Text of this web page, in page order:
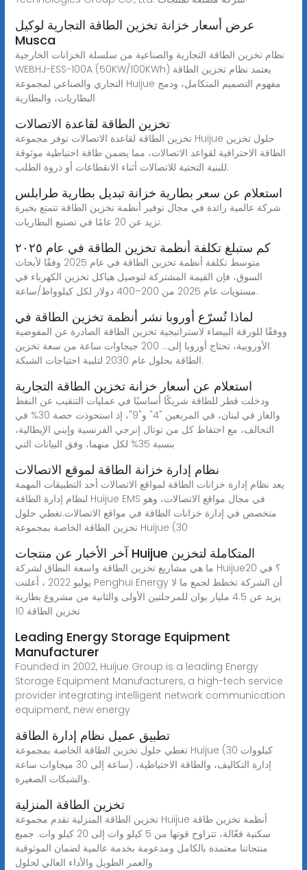
عرض أسعار خزانة تخزين الطاقة التجارية لوكيل
Musca
نظام تخزين الطاقة التجارية والصناعية من سلسلة الخزانات الخارجية
WEBHJ-ESS-100A (50KW/100KWh) يعتمد نظام تخزين الطاقة
التجاري والصناعي لمجموعة Huijue مفهوم التصميم المتكامل، ودمج
البطاريات، والبطارية
تخزين الطاقة لقاعدة الاتصالات
تخزين الطاقة لقاعدة الاتصالات توفر مجموعة Huijue حلول تخزين
الطاقة الاحترافية لقواعد الاتصالات، مما يضمن طاقة احتياطية موثوقة
للبنية التحتية للاتصالات أثناء الانقطاعات أو ذروة الطلب.
استعلام عن سعر بطارية خزانة تبديل بطارية طرابلس
شركة عالمية رائدة في مجال توفير أنظمة تخزين الطاقة تتمتع بخبرة
تزيد عن 20 عامًا في تصنيع البطاريات.
كم ستبلغ تكلفة أنظمة تخزين الطاقة في عام ٢٠٢٥
متوسط تكلفة أنظمة تخزين الطاقة في عام 2025 وفقًا لأبحاث
السوق، فإن القيمة المشتركة لتوصيل هياكل تخزين الكهرباء في
مستويات عام 2025 من 200–400 دولار لكل كيلوواط/ساعة.
لماذا تُسرّع أوروبا نشر أنظمة تخزين الطاقة في
ووفقًا للورقة البيضاء لاستراتيجية تخزين الطاقة الصادرة عن المفوضية
الأوروبية، تحتاج أوروبا إلى... 200 جيجاوات ساعة من سعة تخزين
الطاقة بحلول عام 2030 لتلبية احتياجات الشبكة.
استعلام عن أسعار خزانة تخزين الطاقة التجارية
ودخلت قطر للطاقة شريكًا أساسيًا في عمليات التنقيب عن النفط
والغاز في لبنان، في المربعين "4" و"9"، إذ استحوذت حصة 30% في
التحالف، مع احتفاظ كل من توتال إنرجي الفرنسية وإيني الإيطالية،
بنسبة 35% لكل منهما، وفق البيانات التي
نظام إدارة خزانة الطاقة لموقع الاتصالات
يعد نظام إدارة خزانات الطاقة لمواقع الاتصالات أحد التطبيقات المهمة
لنظام إدارة الطاقة Huijue EMS في مجال مواقع الاتصالات، وهو
متخصص في إدارة خزانات الطاقة في مواقع الاتصالات.تغطي حلول
تخزين الطاقة الخاصة بمجموعة Huijue (30
آخر الأخبار عن منتجات Huijue المتكاملة لتخزين
ما هي مشاريع تخزين الطاقة واسعة النطاق لشركة Huijue؟ في 20
يوليو 2022 ، أعلنت Penghui Energy أن الشركة تخطط لجمع ما لا
يزيد عن 4.5 مليار يوان للمرحلتين الأولى والثانية من مشروع بطارية
تخزين الطاقة 10
Leading Energy Storage Equipment
Manufacturer
Founded in 2002, Huijue Group is a leading Energy
Storage Equipment Manufacturers, a high-tech service
provider integrating intelligent network communication
equipment, new energy
تطبيق عميل نظام إدارة الطاقة
تغطي حلول تخزين الطاقة الخاصة بمجموعة Huijue (30 كيلووات
ساعة إلى 30 ميجاوات ساعة) إدارة التكاليف، والطاقة الاحتياطية،
والشبكات الصغيرة.
تخزين الطاقة المنزلية
تخزين الطاقة المنزلية تقدم مجموعة Huijue أنظمة تخزين طاقة
سكنية فعّالة، تتراوح قوتها من 5 كيلو وات إلى 20 كيلو وات. جميع
منتجاتنا معتمدة بالكامل ومدعومة بخدمة عالمية لضمان الموثوقية
والعمر الطويل والأداء العالي لحلول